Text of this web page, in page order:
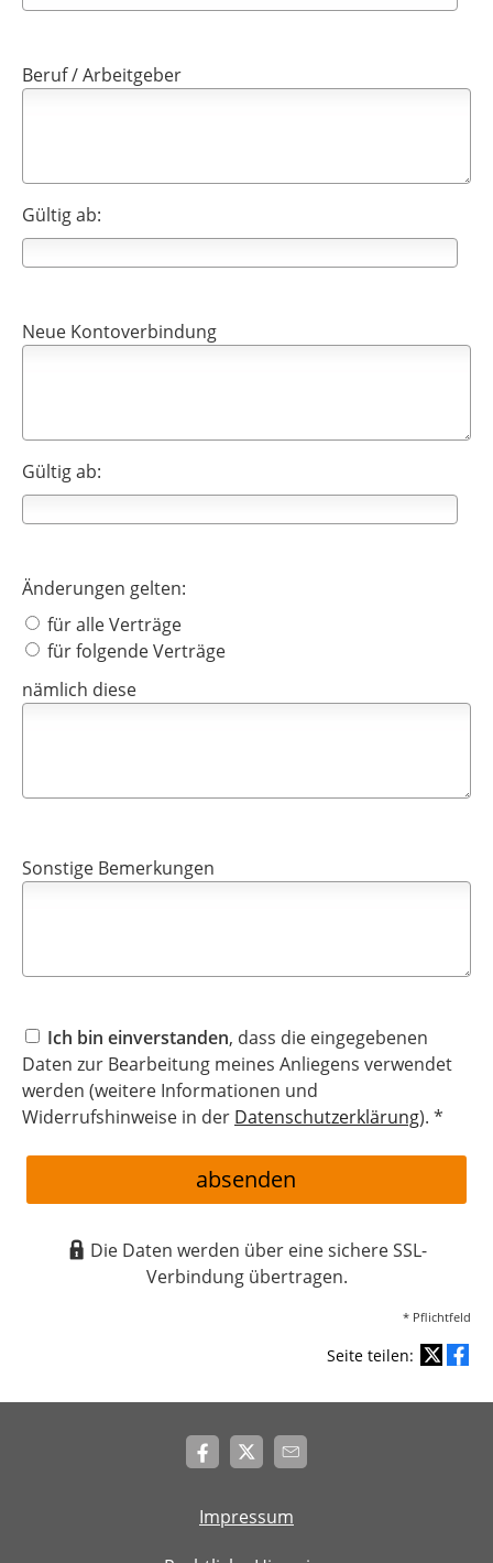
Beruf / Arbeitgeber
Gültig ab:
Neue Kontoverbindung
Gültig ab:
Änderungen gelten:
für alle Verträge
für folgende Verträge
nämlich diese
Sonstige Bemerkungen
Ich bin einverstanden, dass die eingegebenen
Daten zur Bearbeitung meines Anliegens verwendet
werden (weitere Informationen und
Widerrufshinweise in der Datenschutzerklärung). *
absenden
Die Daten werden über eine sichere SSL-
Verbindung übertragen.
* Pflichtfeld
Seite teilen:
Impressum